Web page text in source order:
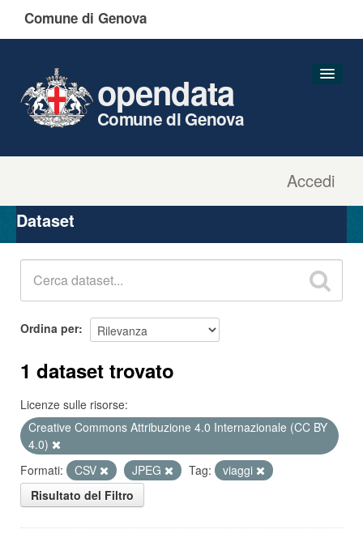
Comune di Genova
Accedi
opendata
Comune di Genova
Organizzazioni
Gruppi
Dataset
Ordina per
1 dataset trovato
Licenze sulle risorse:
Creative Commons Attribuzione 4.0 Internazionale (CC BY
4.0)
Formati:
CSV JPEG Tag:
viaggi
Risultato del Filtro